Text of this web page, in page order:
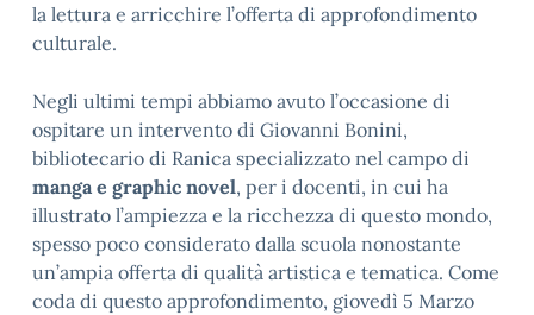
la lettura e arricchire l’offerta di approfondimento
culturale.
Negli ultimi tempi abbiamo avuto l’occasione di
ospitare un intervento di Giovanni Bonini,
bibliotecario di Ranica specializzato nel campo di
manga e graphic novel, per i docenti, in cui ha
illustrato l’ampiezza e la ricchezza di questo mondo,
spesso poco considerato dalla scuola nonostante
un’ampia offerta di qualità artistica e tematica. Come
coda di questo approfondimento, giovedì 5 Marzo